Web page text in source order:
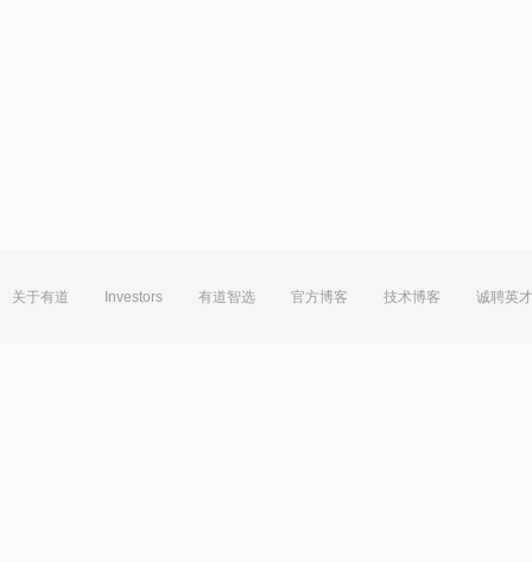
关于有道 Investors 有道智选 官方博客 技术博客 诚聘英才